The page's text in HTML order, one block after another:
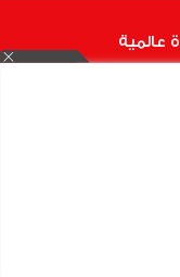
عالمية
الأن